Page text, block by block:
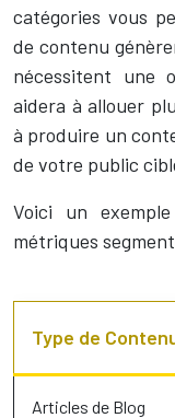
catégories vous
de contenu
nécessitent une
aidera à allouer
à produire un
de votre public
Voici un
métriques
Type de
Articles de Blog